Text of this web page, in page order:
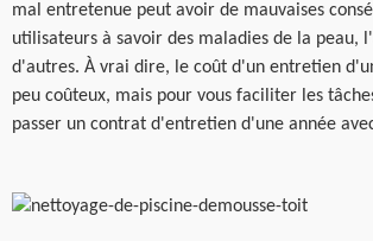
mal entretenue peut avoir de mauvaises
utilisateurs à savoir des maladies de la peau,
d'autres. À vrai dire, le coût d'un entretien
peu coûteux, mais pour vous faciliter les
passer un contrat d'entretien d'une année